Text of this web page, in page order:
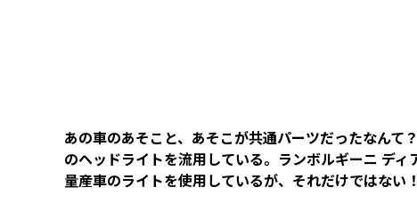
あの車のあそこと、あそこが共通パーツだったなん
のヘッドライトを流用している。ランボルギーニ デ
量産車のライトを使用しているが、それだけではない